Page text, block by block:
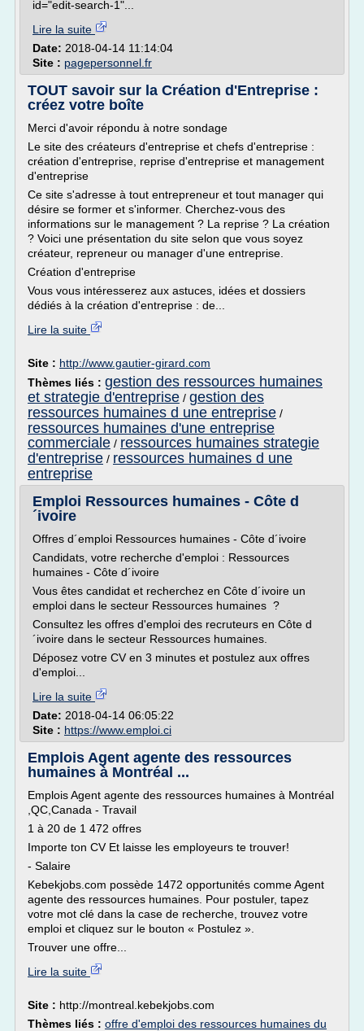
id="edit-search-1"...
Lire la suite
Date: 2018-04-14 11:14:04
Site : pagepersonnel.fr
TOUT savoir sur la Création d'Entreprise :
créez votre boîte
Merci d'avoir répondu à notre sondage
Le site des créateurs d'entreprise et chefs d'entreprise :
création d'entreprise, reprise d'entreprise et management
d'entreprise
Ce site s'adresse à tout entrepreneur et tout manager qui
désire se former et s'informer. Cherchez-vous des
informations sur le management ? La reprise ? La création
? Voici une présentation du site selon que vous soyez
créateur, repreneur ou manager d'une entreprise.
Création d'entreprise
Vous vous intéresserez aux astuces, idées et dossiers
dédiés à la création d'entreprise : de...
Lire la suite
Site : http://www.gautier-girard.com
Thèmes liés : gestion des ressources humaines
et strategie d'entreprise / gestion des
ressources humaines d une entreprise /
ressources humaines d'une entreprise
commerciale / ressources humaines strategie
d'entreprise / ressources humaines d une
entreprise
Emploi Ressources humaines - Côte d
´ivoire
Offres d´emploi Ressources humaines - Côte d´ivoire
Candidats, votre recherche d'emploi : Ressources
humaines - Côte d´ivoire
Vous êtes candidat et recherchez en Côte d´ivoire un
emploi dans le secteur Ressources humaines ?
Consultez les offres d'emploi des recruteurs en Côte d
´ivoire dans le secteur Ressources humaines.
Déposez votre CV en 3 minutes et postulez aux offres
d'emploi...
Lire la suite
Date: 2018-04-14 06:05:22
Site : https://www.emploi.ci
Emplois Agent agente des ressources
humaines à Montréal ...
Emplois Agent agente des ressources humaines à Montréal
,QC,Canada - Travail
1 à 20 de 1 472 offres
Importe ton CV Et laisse les employeurs te trouver!
- Salaire
Kebekjobs.com possède 1472 opportunités comme Agent
agente des ressources humaines. Pour postuler, tapez
votre mot clé dans la case de recherche, trouvez votre
emploi et cliquez sur le bouton « Postulez ».
Trouver une offre...
Lire la suite
Site : http://montreal.kebekjobs.com
Thèmes liés : offre d'emploi des ressources humaines du